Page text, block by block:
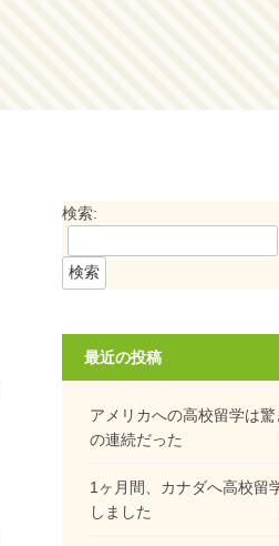
検索:
最近の投稿
アメリカへの高校留学は驚
の連続だった
1ヶ月間、カナダへ高校留
しました